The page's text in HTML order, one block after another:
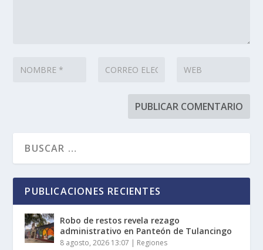
PUBLICACIONES RECIENTES
Robo de restos revela rezago
administrativo en Panteón de Tulancingo
8 agosto, 2026 13:07 | Regiones